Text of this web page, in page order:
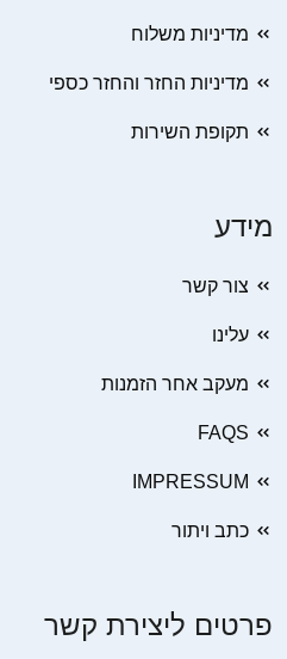
מדיניות משלוח
מדיניות החזר והחזר כספי
תקופת השירות
מידע
צור קשר
עלינו
מעקב אחר הזמנות
FAQS
IMPRESSUM
כתב ויתור
פרטים ליצירת קשר